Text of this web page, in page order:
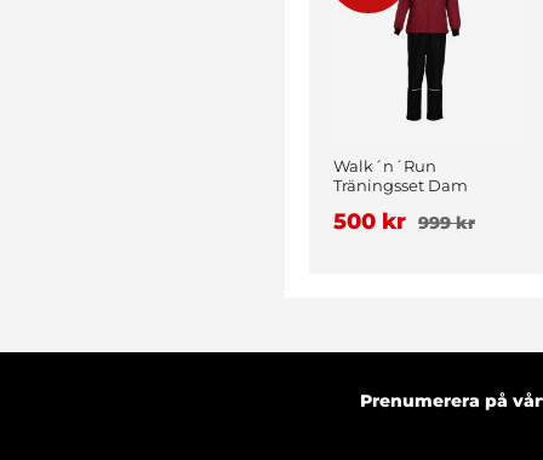
Walk´n´Run
Träningsset Dam
500 kr 999 kr
Prenumerera på